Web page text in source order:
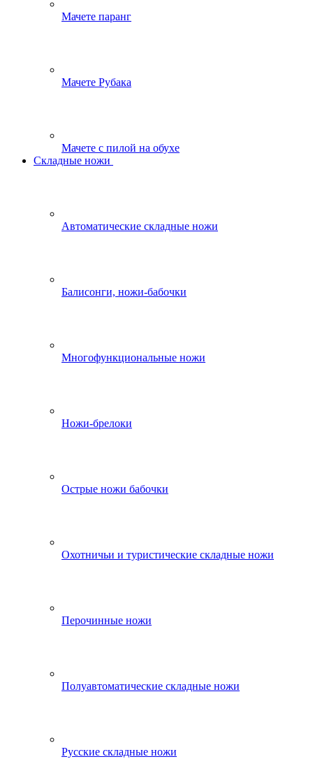
Мачете паранг
Мачете Рубака
Мачете с пилой на обухе
Складные ножи
Автоматические складные ножи
Балисонги, ножи-бабочки
Многофункциональные ножи
Ножи-брелоки
Острые ножи бабочки
Охотничьи и туристические складные ножи
Перочинные ножи
Полуавтоматические складные ножи
Русские складные ножи